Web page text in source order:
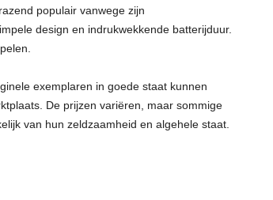
populair vanwege zijn
design en indrukwekkende batterijduur.
exemplaren in goede staat kunnen
De prijzen variëren, maar sommige
van hun zeldzaamheid en algehele staat.